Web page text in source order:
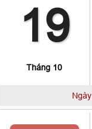
19
Tháng 10
Ngày